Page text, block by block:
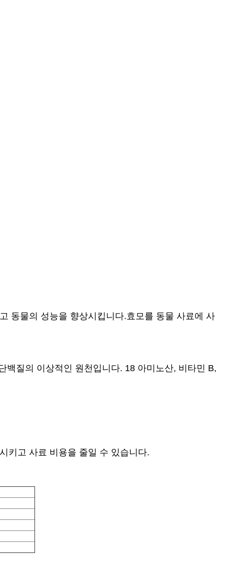
동물의 성능을 향상시킵니다.효모를 동물 사료에 사
백질의 이상적인 원천입니다. 18 아미노산, 비타민 B,
키고 사료 비용을 줄일 수 있습니다.